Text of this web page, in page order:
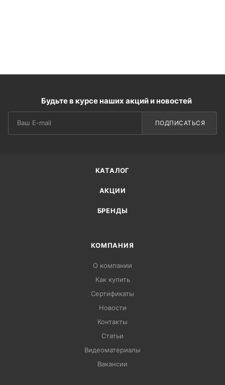
Будьте в курсе наших акций и новостей
ПОДПИСАТЬСЯ
КАТАЛОГ
АКЦИИ
БРЕНДЫ
КОМПАНИЯ
О компании
Как купить
Сертификаты
Новости
Контакты
Статьи
Видеоматериалы
Вакансии